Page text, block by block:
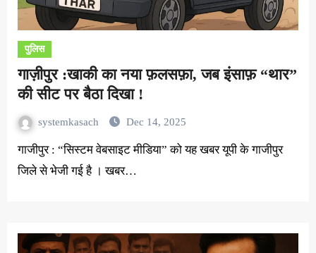
पुलिस
गाज़ीपुर :खाकी का नया फ़लसफ़ा, जब इंसाफ़ “थार”
की सीट पर बैठा दिखा !
systemkasach Dec 14, 2025
गाजीपुर : “सिस्टम वेबसाइट मीडिया” को यह खबर यूपी के गाजीपुर
जिले से भेजी गई है । खबर…